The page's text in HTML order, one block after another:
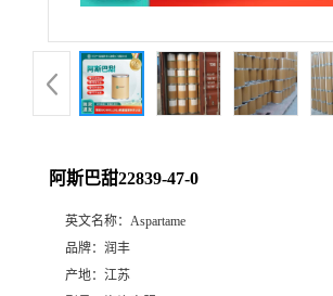
阿斯巴甜22839-47-0
英文名称： Aspartame
品牌： 润丰
产地： 江苏